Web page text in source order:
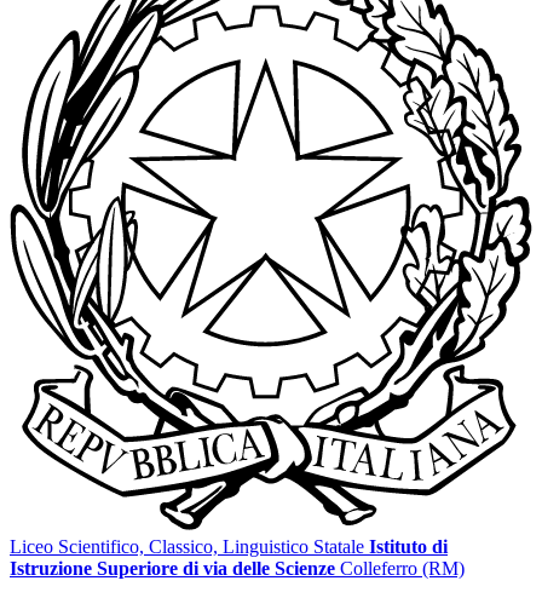
Liceo Scientifico, Classico, Linguistico Statale Istituto di
Istruzione Superiore di via delle Scienze Colleferro (RM)